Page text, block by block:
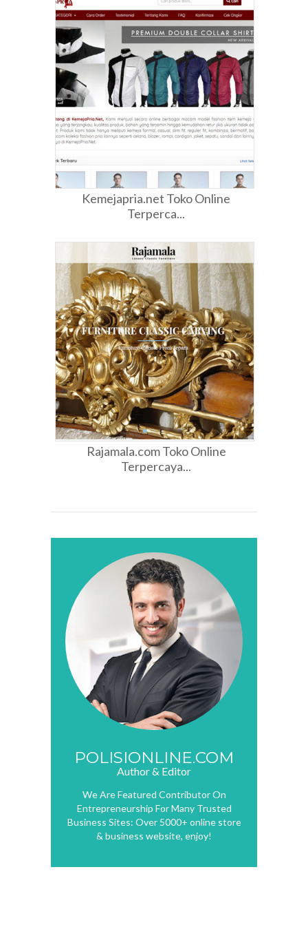
Kemejapria.net Toko Online
Terperca...
Rajamala.com Toko Online
Terpercaya...
POLISIONLINE.COM
Author & Editor
We Are Featured Contributor On
Entrepreneurship For Many Trusted
Business Sites: Over 5000+ online store
& business website, enjoy!